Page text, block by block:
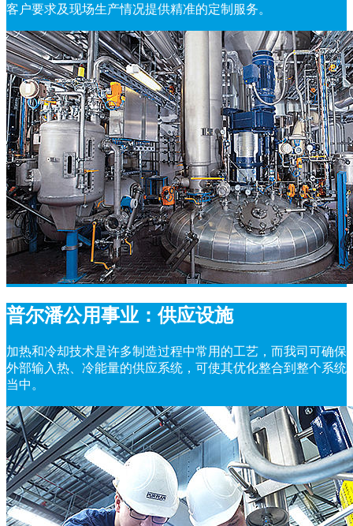
客户要求及现场生产情况提供精准的定制服务。
普尔潘公用事业：供应设施
加热和冷却技术是许多制造过程中常用的工艺，而我司可确保
外部输入热、冷能量的供应系统，可使其优化整合到整个系统
当中。